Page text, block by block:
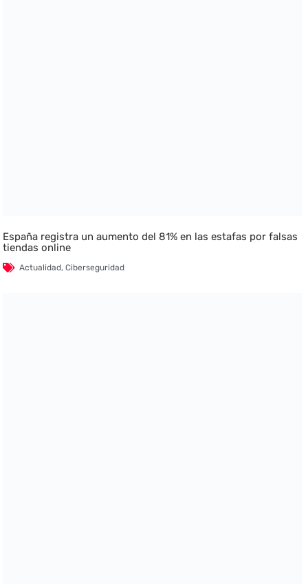
España registra un aumento del 81% en las estafas por falsas
tiendas online
Actualidad,Ciberseguridad